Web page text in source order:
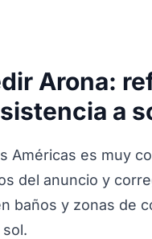
Arona:
a
Américas es muy
del anuncio y
baños y zonas de